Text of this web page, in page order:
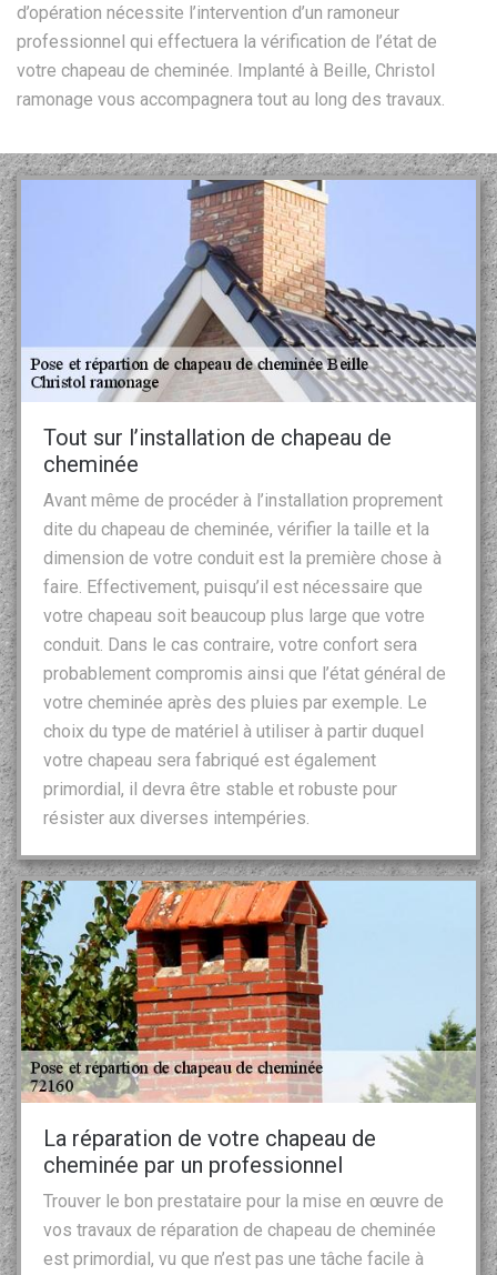
d’opération nécessite l’intervention d’un ramoneur
professionnel qui effectuera la vérification de l’état de
votre chapeau de cheminée. Implanté à Beille, Christol
ramonage vous accompagnera tout au long des travaux.
Tout sur l’installation de chapeau de
cheminée
Avant même de procéder à l’installation proprement
dite du chapeau de cheminée, vérifier la taille et la
dimension de votre conduit est la première chose à
faire. Effectivement, puisqu’il est nécessaire que
votre chapeau soit beaucoup plus large que votre
conduit. Dans le cas contraire, votre confort sera
probablement compromis ainsi que l’état général de
votre cheminée après des pluies par exemple. Le
choix du type de matériel à utiliser à partir duquel
votre chapeau sera fabriqué est également
primordial, il devra être stable et robuste pour
résister aux diverses intempéries.
La réparation de votre chapeau de
cheminée par un professionnel
Trouver le bon prestataire pour la mise en œuvre de
vos travaux de réparation de chapeau de cheminée
est primordial, vu que n’est pas une tâche facile à